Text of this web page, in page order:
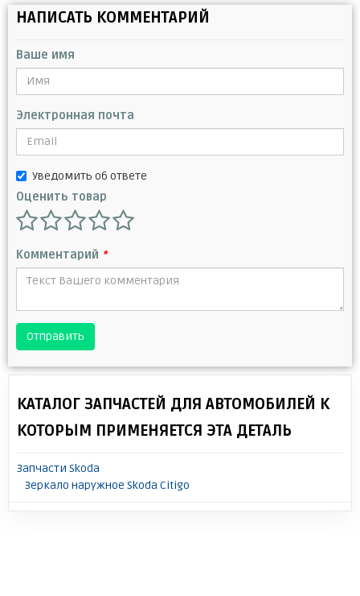
НАПИСАТЬ КОММЕНТАРИЙ
Ваше имя
Электронная почта
Уведомить об ответе
Оценить товар
Комментарий *
Отправить
КАТАЛОГ ЗАПЧАСТЕЙ ДЛЯ АВТОМОБИЛЕЙ К
КОТОРЫМ ПРИМЕНЯЕТСЯ ЭТА ДЕТАЛЬ
Запчасти Skoda
Зеркало наружное Skoda Citigo